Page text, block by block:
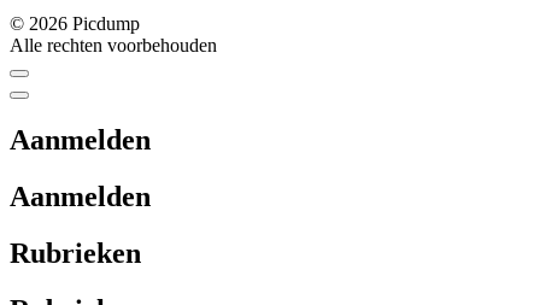
© 2026 Picdump
Alle rechten voorbehouden
Aanmelden
Aanmelden
Rubrieken